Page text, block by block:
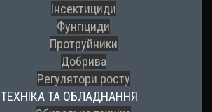
Інсектициди
Фунгіциди
Протруйники
Добрива
Регулятори росту
ТЕХНІКА ТА ОБЛАДНАННЯ